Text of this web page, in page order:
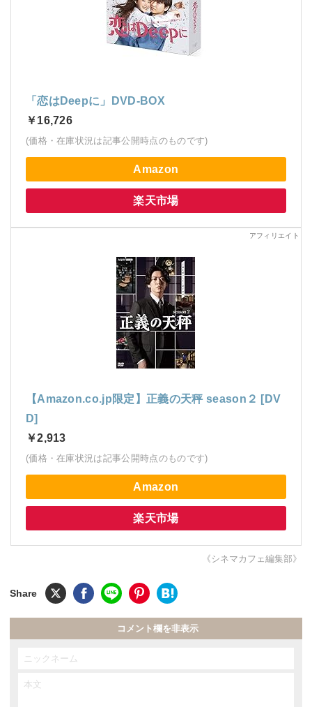
「恋はDeepに」DVD-BOX
￥16,726
(価格・在庫状況は記事公開時点のものです)
Amazon
楽天市場
【Amazon.co.jp限定】正義の天秤 season２ [DV
D]
￥2,913
(価格・在庫状況は記事公開時点のものです)
Amazon
楽天市場
《シネマカフェ編集部》
コメント欄を非表示